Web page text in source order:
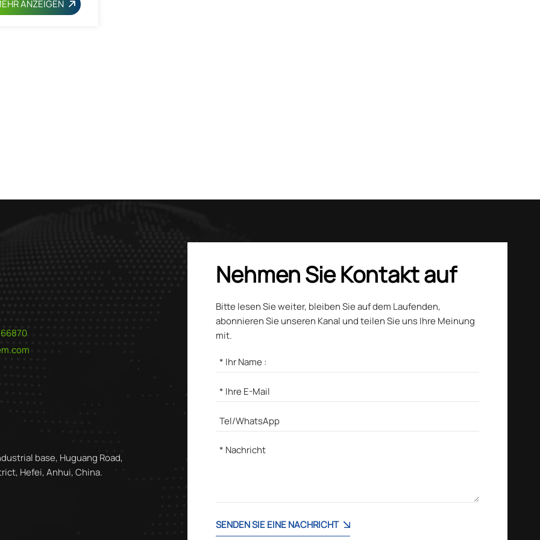
ANZEIGEN
base, Huguang Road,
Hefei, Anhui, China.
Nehmen Sie Kontakt auf
Bitte lesen Sie weiter, bleiben Sie auf dem Laufenden,
abonnieren Sie unseren Kanal und teilen Sie uns Ihre Meinung
mit.
SENDEN SIE EINE NACHRICHT